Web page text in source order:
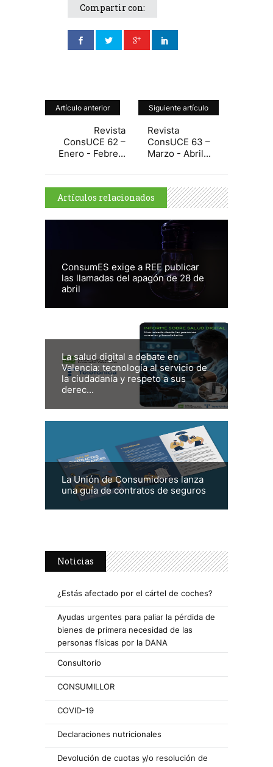
Compartir con:
Artículo anterior
Revista
ConsUCE 62 –
Enero - Febre...
Siguiente artículo
Revista
ConsUCE 63 –
Marzo - Abril...
Artículos relacionados
ConsumES exige a REE publicar
las llamadas del apagón de 28 de
abril
La salud digital a debate en
Valencia: tecnología al servicio de
la ciudadanía y respeto a sus
derec...
La Unión de Consumidores lanza
una guía de contratos de seguros
Noticias
¿Estás afectado por el cártel de coches?
Ayudas urgentes para paliar la pérdida de
bienes de primera necesidad de las
personas físicas por la DANA
Consultorio
CONSUMILLOR
COVID-19
Declaraciones nutricionales
Devolución de cuotas y/o resolución de